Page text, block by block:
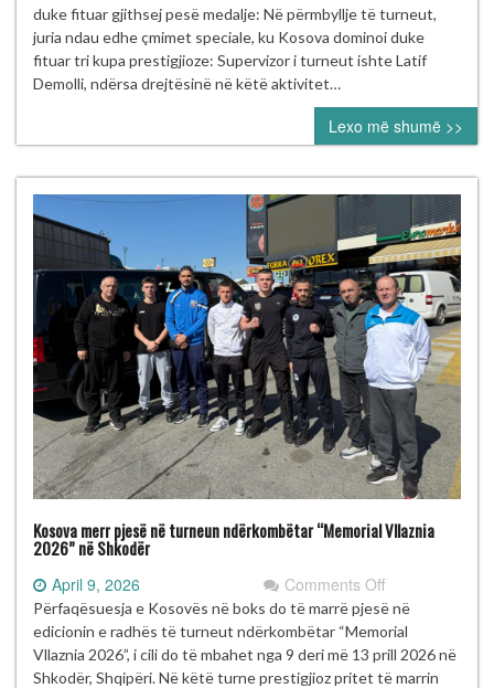
Vllaznia
2026”
në
duke fituar gjithsej pesë medalje: Në përmbyllje të turneut,
juria ndau edhe çmimet speciale, ku Kosova dominoi duke
fituar tri kupa prestigjioze: Supervizor i turneut ishte Latif
Demolli, ndërsa drejtësinë në këtë aktivitet…
Lexo më shumë >>
Kosova merr pjesë në turneun ndërkombëtar “Memorial Vllaznia
2026” në Shkodër
April 9, 2026 Comments Offon
Kosova
merr
pjesë
në
Përfaqësuesja e Kosovës në boks do të marrë pjesë në
edicionin e radhës të turneut ndërkombëtar “Memorial
Vllaznia 2026”, i cili do të mbahet nga 9 deri më 13 prill 2026 në
Shkodër, Shqipëri. Në këtë turne prestigjioz pritet të marrin